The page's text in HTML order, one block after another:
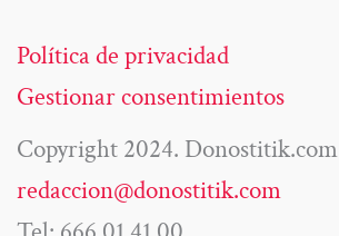
Política de privacidad
Gestionar consentimientos
Copyright 2024. Donostitik.com
redaccion@donostitik.com